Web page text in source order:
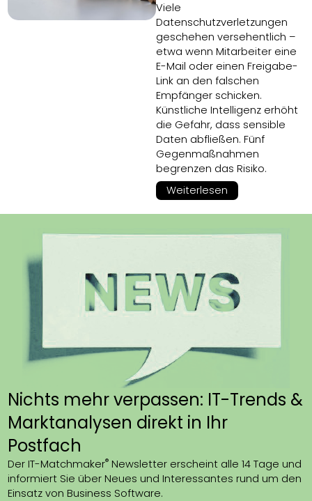
Viele
Datenschutzverletzungen
geschehen versehentlich –
etwa wenn Mitarbeiter eine
E-Mail oder einen Freigabe-
Link an den falschen
Empfänger schicken.
Künstliche Intelligenz erhöht
die Gefahr, dass sensible
Daten abfließen. Fünf
Gegenmaßnahmen
begrenzen das Risiko.
Weiterlesen
Nichts mehr verpassen: IT-Trends &
Marktanalysen direkt in Ihr
Postfach
Der IT-Matchmaker® Newsletter erscheint alle 14 Tage und
informiert Sie über Neues und Interessantes rund um den
Einsatz von Business Software.